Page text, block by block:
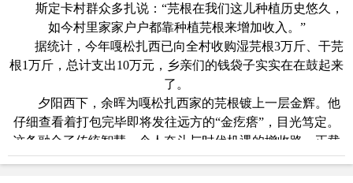
斯定卡村群众多扎说：“芫根在我们这儿种植历史悠久，
如今村里家家户户都靠种植芫根来增加收入。”
据统计，今年嘎松扎西已向全村收购湿芫根3万斤、干芫
根1万斤，总计支出10万元，乡亲们的钱袋子实实在在鼓起来
了。
夕阳西下，余晖为嘎松扎西家的芫根镀上一层金辉。他
仔细查看着打包完毕即将发往远方的“金疙瘩”，目光笃定。
这条融合了传统智慧、个人奋斗与时代机遇的增收路，正载
着斯定卡村满满的希望，开拓着乡村振兴的无限可能。